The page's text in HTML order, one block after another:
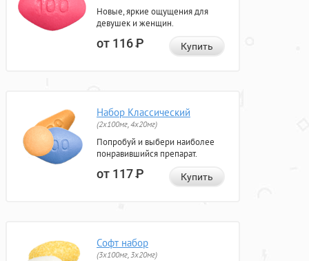
Новые, яркие ощущения для
девушек и женщин.
от 116Р Купить
Набор Классический
(2x100мг, 4x20мг)
Попробуй и выбери наиболее
понравившийся препарат.
от 117Р Купить
Софт набор
(3x100мг, 3x20мг)